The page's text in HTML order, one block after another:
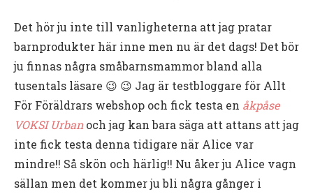
Det hör ju inte till vanligheterna att jag pratar
barnprodukter här inne men nu är det dags! Det bör
ju finnas några småbarnsmammor bland alla
tusentals läsare 😉 😉 Jag är testbloggare för Allt
För Föräldrars webshop och fick testa en åkpåse
VOKSI Urbanoch jag kan bara säga att attans att jag
inte fick testa denna tidigare när Alice var
mindre!! Så skön och härlig!! Nu åker ju Alice vagn
sällan men det kommer ju bli några gånger i